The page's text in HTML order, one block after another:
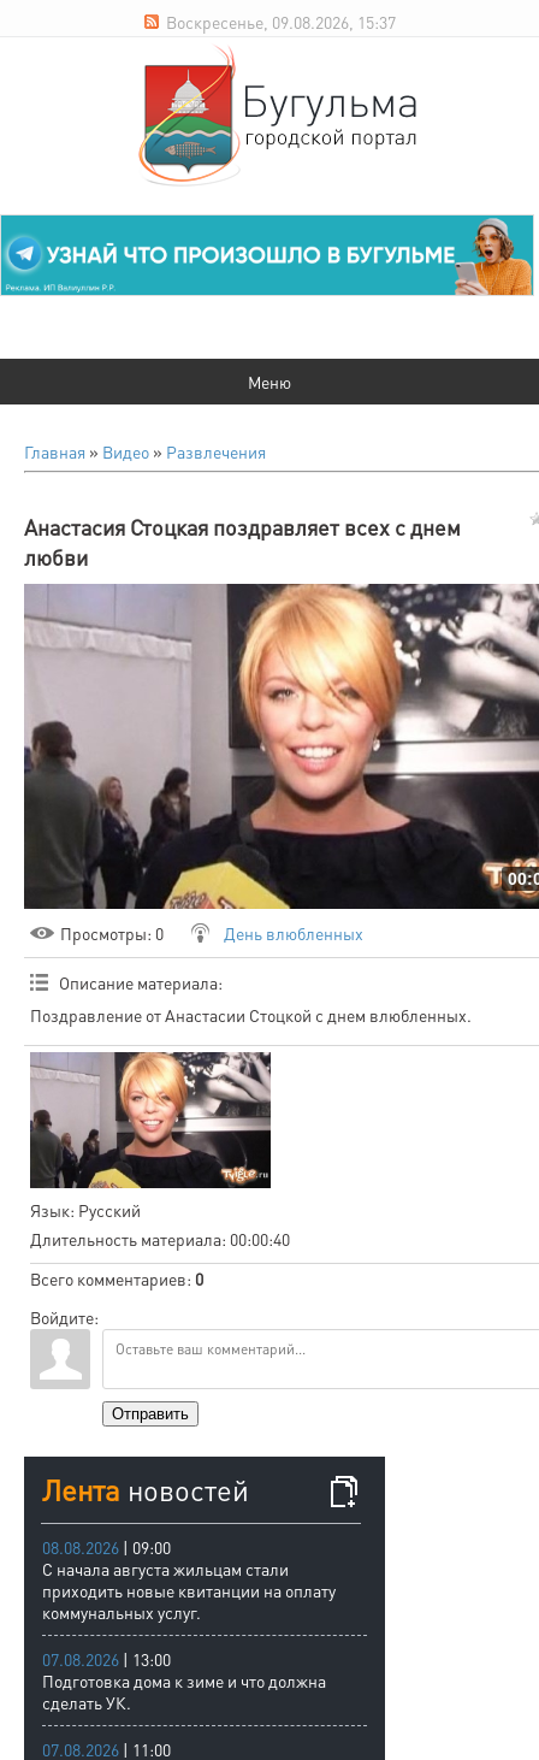
Воскресенье, 09.08.2026, 15:37
Главная » Видео » Развлечения
Анастасия Стоцкая поздравляет всех с днем
любви
Просмотры: 0 День влюбленных
Описание материала:
Поздравление от Анастасии Стоцкой с днем влюбленных.
Язык: Русский
Длительность материала: 00:00:40
Всего комментариев: 0
Войдите:
Отправить
Лента новостей
08.08.2026 | 09:00
С начала августа жильцам стали
приходить новые квитанции на оплату
коммунальных услуг.
07.08.2026 | 13:00
Подготовка дома к зиме и что должна
сделать УК.
07.08.2026 | 11:00